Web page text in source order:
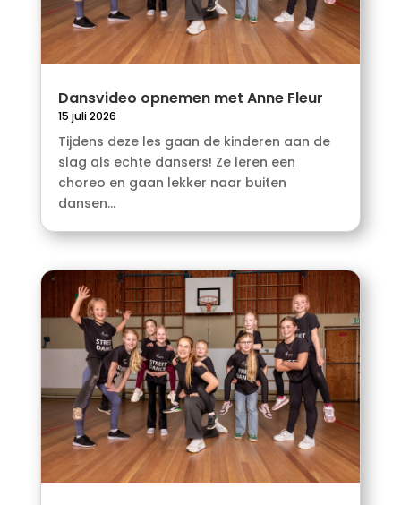
Dansvideo opnemen met Anne Fleur
15 juli 2026
Tijdens deze les gaan de kinderen aan de
slag als echte dansers! Ze leren een
choreo en gaan lekker naar buiten
dansen...